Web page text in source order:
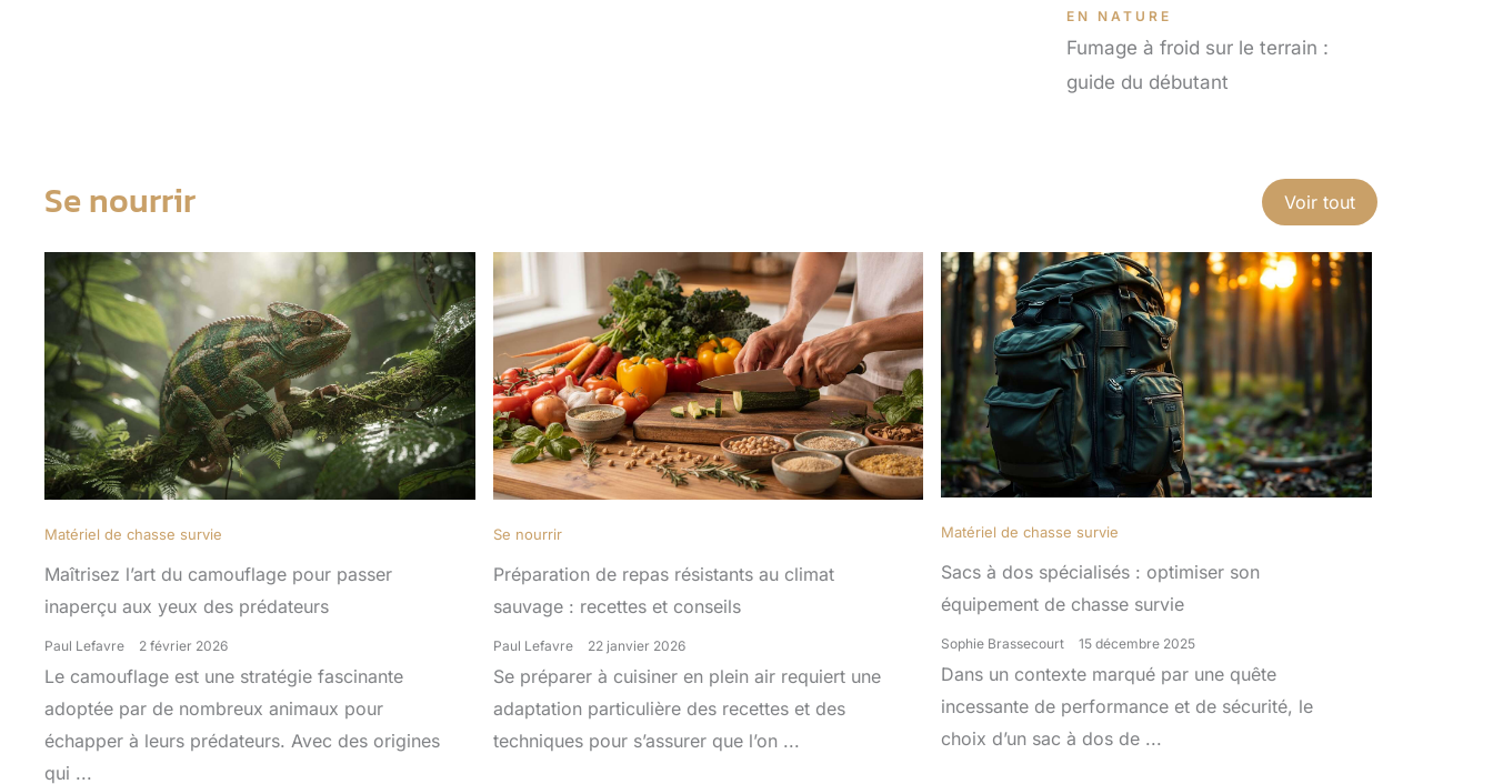
EN NATURE
Fumage à froid sur le terrain :
guide du débutant
Se nourrir Voir tout
Matériel de chasse survie
Maîtrisez l’art du camouflage pour passer
inaperçu aux yeux des prédateurs
Paul Lefavre 2 février 2026
Le camouflage est une stratégie fascinante
adoptée par de nombreux animaux pour
échapper à leurs prédateurs. Avec des origines
qui ...
Se nourrir
Préparation de repas résistants au climat
sauvage : recettes et conseils
Paul Lefavre 22 janvier 2026
Se préparer à cuisiner en plein air requiert une
adaptation particulière des recettes et des
techniques pour s’assurer que l’on ...
Matériel de chasse survie
Sacs à dos spécialisés : optimiser son
équipement de chasse survie
Sophie Brassecourt 15 décembre 2025
Dans un contexte marqué par une quête
incessante de performance et de sécurité, le
choix d’un sac à dos de ...